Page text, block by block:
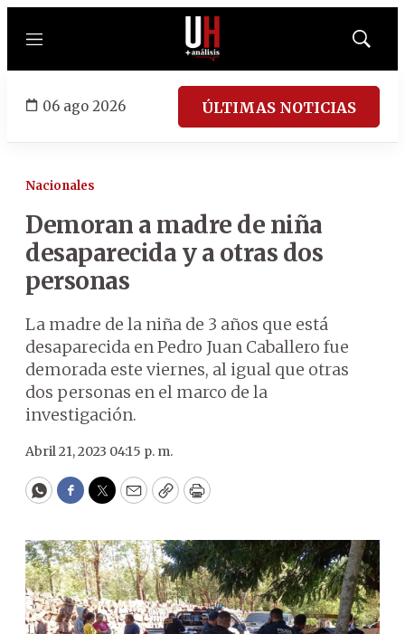
Menú
Mostrar
06 ago 2026 ÚLTIMAS NOTICIAS
Nacionales
Demoran a madre de niña
desaparecida y a otras dos
personas
La madre de la niña de 3 años que está
desaparecida en Pedro Juan Caballero fue
demorada este viernes, al igual que otras
dos personas en el marco de la
investigación.
Abril 21, 2023 04:15 p. m.
WhatsApp
Facebook
Twitter
EmailCopyPrint